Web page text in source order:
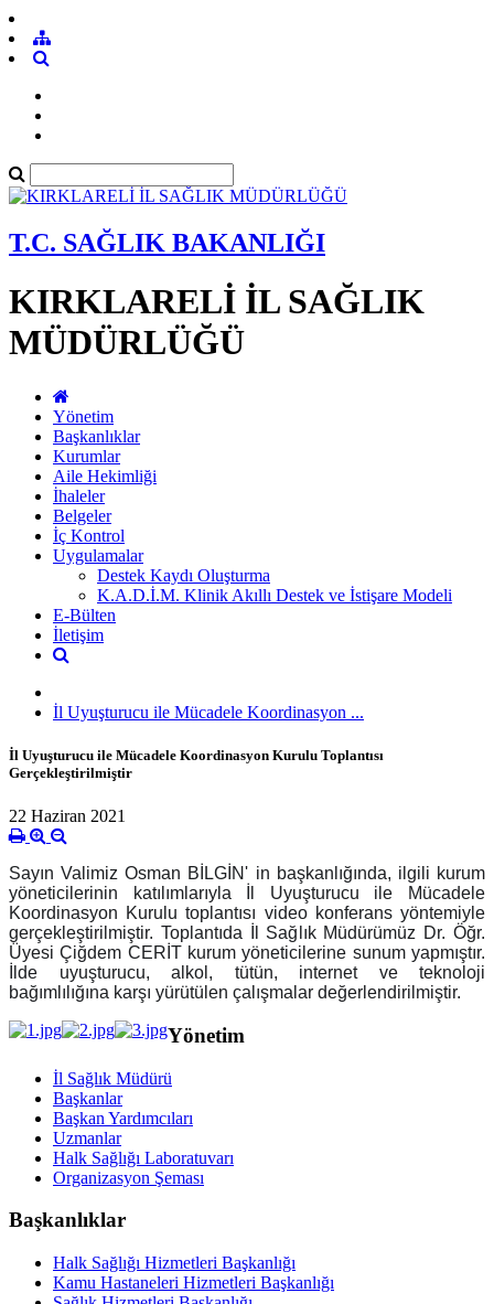
T.C. SAĞLIK BAKANLIĞI
KIRKLARELİ İL SAĞLIK
MÜDÜRLÜĞÜ
Yönetim
Başkanlıklar
Kurumlar
Aile Hekimliği
İhaleler
Belgeler
İç Kontrol
Uygulamalar
Destek Kaydı Oluşturma
K.A.D.İ.M. Klinik Akıllı Destek ve İstişare Modeli
E-Bülten
İletişim
İl Uyuşturucu ile Mücadele Koordinasyon ...
İl Uyuşturucu ile Mücadele Koordinasyon Kurulu Toplantısı
Gerçekleştirilmiştir
22 Haziran 2021
Sayın Valimiz Osman BİLGİN' in başkanlığında, ilgili kurum
yöneticilerinin katılımlarıyla İl Uyuşturucu ile Mücadele
Koordinasyon Kurulu toplantısı video konferans yöntemiyle
gerçekleştirilmiştir. Toplantıda İl Sağlık Müdürümüz Dr. Öğr.
Üyesi Çiğdem CERİT kurum yöneticilerine sunum yapmıştır.
İlde uyuşturucu, alkol, tütün, internet ve teknoloji
bağımlılığına karşı yürütülen çalışmalar değerlendirilmiştir.
Yönetim
İl Sağlık Müdürü
Başkanlar
Başkan Yardımcıları
Uzmanlar
Halk Sağlığı Laboratuvarı
Organizasyon Şeması
Başkanlıklar
Halk Sağlığı Hizmetleri Başkanlığı
Kamu Hastaneleri Hizmetleri Başkanlığı